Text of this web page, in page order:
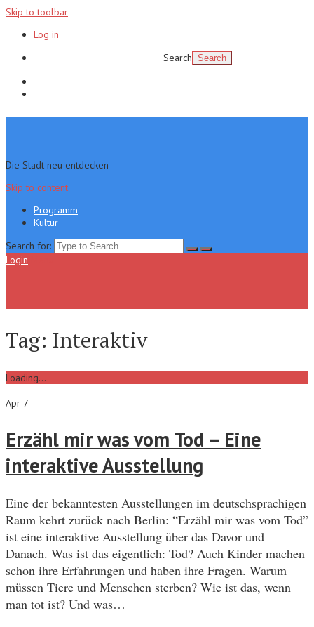
Skip to toolbar
Log in
Search
Die Stadt neu entdecken
Skip to content
Programm
Kultur
Search for:
Login
Tag: Interaktiv
Loading...
Apr 7
Erzähl mir was vom Tod – Eine
interaktive Ausstellung
Eine der bekanntesten Ausstellungen im deutschsprachigen
Raum kehrt zurück nach Berlin: “Erzähl mir was vom Tod”
ist eine interaktive Ausstellung über das Davor und
Danach. Was ist das eigentlich: Tod? Auch Kinder machen
schon ihre Erfahrungen und haben ihre Fragen. Warum
müssen Tiere und Menschen sterben? Wie ist das, wenn
man tot ist? Und was…